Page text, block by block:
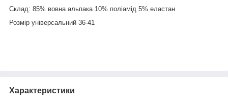
Склад: 85% вовна альпака 10% поліамід 5% еластан
Розмір універсальний 36-41
Характеристики